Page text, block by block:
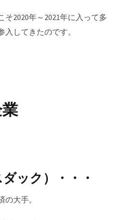
2020年～2021年に入って多
入してきたのです。
ック）・・・
大手。